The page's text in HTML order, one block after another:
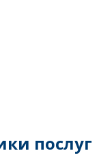
послуг